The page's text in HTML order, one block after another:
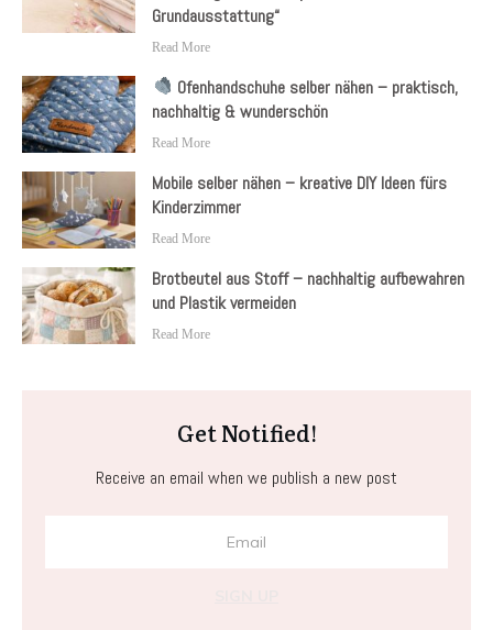
Grundausstattung“
Read More
Ofenhandschuhe selber nähen – praktisch,
nachhaltig & wunderschön
Read More
Mobile selber nähen – kreative DIY Ideen fürs
Kinderzimmer
Read More
Brotbeutel aus Stoff – nachhaltig aufbewahren
und Plastik vermeiden
Read More
Get Notified!
Receive an email when we publish a new post